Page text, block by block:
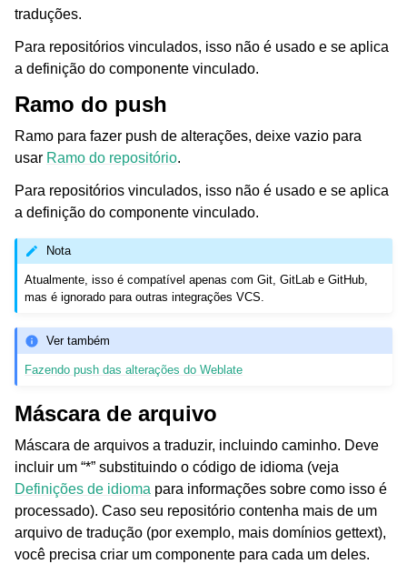
traduções.
Para repositórios vinculados, isso não é usado e se aplica
a definição do componente vinculado.
Ramo do push
Ramo para fazer push de alterações, deixe vazio para
usar Ramo do repositório.
Para repositórios vinculados, isso não é usado e se aplica
a definição do componente vinculado.
Nota
Atualmente, isso é compatível apenas com Git, GitLab e GitHub,
mas é ignorado para outras integrações VCS.
Ver também
Fazendo push das alterações do Weblate
Máscara de arquivo
Máscara de arquivos a traduzir, incluindo caminho. Deve
incluir um “*” substituindo o código de idioma (veja
Definições de idioma para informações sobre como isso é
processado). Caso seu repositório contenha mais de um
arquivo de tradução (por exemplo, mais domínios gettext),
você precisa criar um componente para cada um deles.